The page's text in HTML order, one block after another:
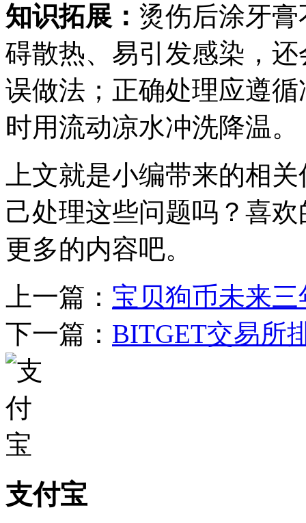
知识拓展： 烫伤后涂牙
碍散热、易引发感染，
误做法；正确处理应遵
时用流动凉水冲洗降温。
上文就是小编带来的相
己处理这些问题吗？喜
更多的内容吧。
上一篇： 宝贝狗币未来
下一篇： BITGET交易所
支付宝